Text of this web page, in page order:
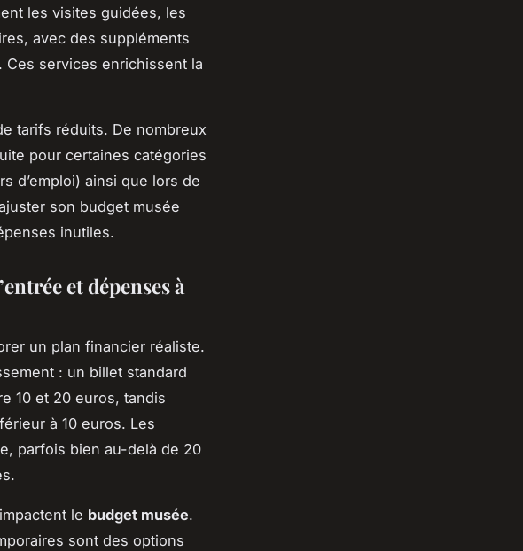
les visites guidées, les
avec des suppléments
Ces services enrichissent la
tarifs réduits. De nombreux
pour certaines catégories
d’emploi) ainsi que lors de
son budget musée
inutiles.
et dépenses à
un plan financier réaliste.
: un billet standard
10 et 20 euros, tandis
à 10 euros. Les
parfois bien au-delà de 20
le budget musée.
sont des options